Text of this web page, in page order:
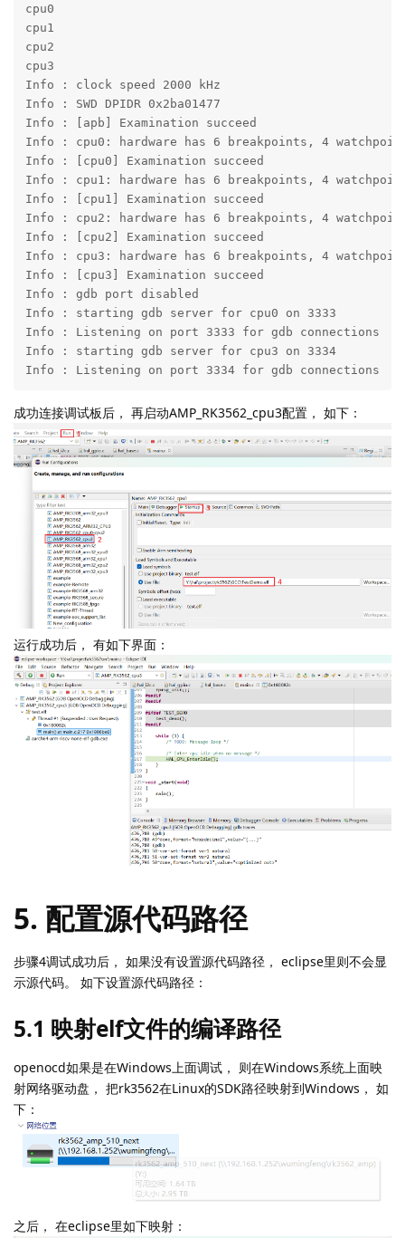
Info : FTDI SWD mode enabled
swd
force hard breakpoints
Info : Hardware thread awareness created
Info : Listening on port 6666 for tcl connections
Info : Listening on port 4444 for telnet connections
Info : clock speed 2000 kHz
Info : SWD DPIDR 0x2ba01477
Info : [apb] Examination succeed
Info : cpu0: hardware has 6 breakpoints, 4
Info : [cpu0] Examination succeed
Info : cpu1: hardware has 6 breakpoints, 4
Info : [cpu1] Examination succeed
Info : [cpu2] Examination succeed
Info : cpu3: hardware has 6 breakpoints, 4
Info : [cpu3] Examination succeed
Info : gdb port disabled
Info : starting gdb server for cpu0 on 3333
Info : Listening on port 3333 for gdb connections
Info : starting gdb server for cpu3 on 3334
Info : Listening on port 3334 for gdb connections
成功连接调试板后， 再启动AMP_RK3562_cpu3配置， 如下：
运行成功后， 有如下界面：
5. 配置源代码路径
步骤4调试成功后， 如果没有设置源代码路径， eclipse里则不会显
示源代码。 如下设置源代码路径：
5.1 映射elf文件的编译路径